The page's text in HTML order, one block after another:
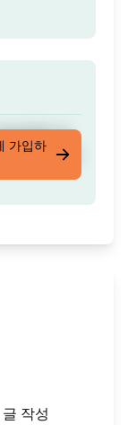
성적이고
유익한 기
가입하
작성